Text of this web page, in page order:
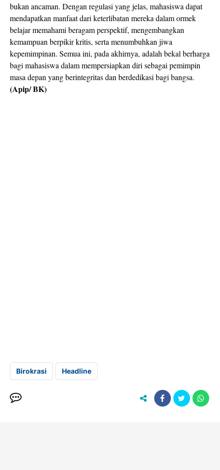
bukan ancaman. Dengan regulasi yang jelas, mahasiswa dapat
mendapatkan manfaat dari keterlibatan mereka dalam ormek
belajar memahami beragam perspektif, mengembangkan
kemampuan berpikir kritis, serta menumbuhkan jiwa
kepemimpinan. Semua ini, pada akhirnya, adalah bekal berharga
bagi mahasiswa dalam mempersiapkan diri sebagai pemimpin
masa depan yang berintegritas dan berdedikasi bagi bangsa.
(Apip/ BK)
Birokrasi Headline